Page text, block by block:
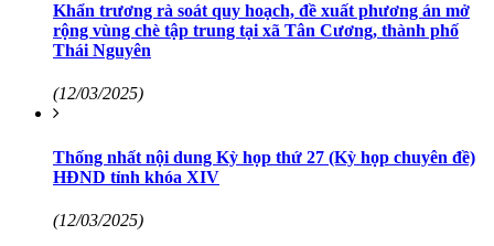
Khẩn trương rà soát quy hoạch, đề xuất phương án mở
rộng vùng chè tập trung tại xã Tân Cương, thành phố
Thái Nguyên
(12/03/2025)
Thống nhất nội dung Kỳ họp thứ 27 (Kỳ họp chuyên đề)
HĐND tỉnh khóa XIV
(12/03/2025)